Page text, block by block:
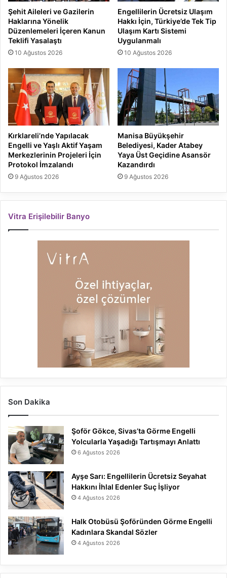
Şehit Aileleri ve Gazilerin
Haklarına Yönelik
Düzenlemeleri İçeren Kanun
Teklifi Yasalaştı
10 Ağustos 2026
Engellilerin Ücretsiz Ulaşım
Hakkı İçin, Türkiye’de Tek Tip
Ulaşım Kartı Sistemi
Uygulanmalı
10 Ağustos 2026
Kırklareli’nde Yapılacak
Engelli ve Yaşlı Aktif Yaşam
Merkezlerinin Projeleri İçin
Protokol İmzalandı
9 Ağustos 2026
Manisa Büyükşehir
Belediyesi, Kader Atabey
Yaya Üst Geçidine Asansör
Kazandırdı
9 Ağustos 2026
Vitra Erişilebilir Banyo
Son Dakika
Şoför Gökce, Sivas’ta Görme Engelli
Yolcularla Yaşadığı Tartışmayı Anlattı
6 Ağustos 2026
Ayşe Sarı: Engellilerin Ücretsiz Seyahat
Hakkını İhlal Edenler Suç İşliyor
4 Ağustos 2026
Halk Otobüsü Şoföründen Görme Engelli
Kadınlara Skandal Sözler
4 Ağustos 2026